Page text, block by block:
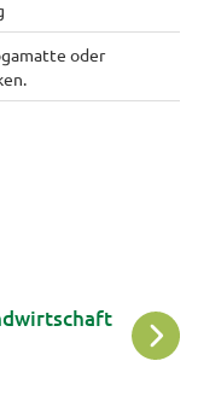
oder